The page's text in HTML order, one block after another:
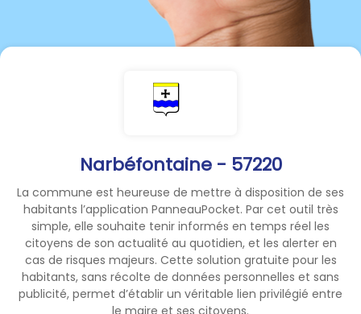
Narbéfontaine - 57220
La commune est heureuse de mettre à disposition de ses
habitants l’application PanneauPocket. Par cet outil très
simple, elle souhaite tenir informés en temps réel les
citoyens de son actualité au quotidien, et les alerter en
cas de risques majeurs. Cette solution gratuite pour les
habitants, sans récolte de données personnelles et sans
publicité, permet d’établir un véritable lien privilégié entre
le maire et ses citoyens.